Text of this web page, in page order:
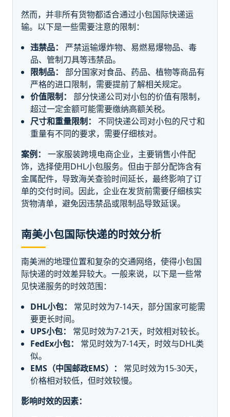
然而，并非所有货物都适合通过小包国际快递运
输。以下是一些需要注意的限制：
违禁品：
严禁运输爆炸物、易燃易爆物品、毒
品、管制刀具等违禁品。
限制品：
部分国家对食品、药品、植物等商品有
严格的进口限制，需要提前了解相关规定。
价值限制：
部分快递公司对小包的价值有限制，
超过一定金额可能需要缴纳高额关税。
尺寸和重量限制：
不同快递公司对小包的尺寸和
重量有不同的要求，需要仔细核对。
案例：
一家服装跨境电商企业，主要销售小件配
饰，选择使用DHL小包服务。但由于部分配饰含有
金属配件，导致海关查验时间延长，最终影响了订
单的交付时间。因此，企业在发货前需要仔细核实
货物清单，避免因违禁品或限制品导致延误。
南美小包国际快递的时效分析
南美洲的地理位置和复杂的交通网络，使得小包国
际快递的时效差异较大。一般来说，以下是一些常
见快递服务的时效范围：
DHL小包：
常见时效为7-14天，部分国家可能需
要更长时间。
UPS小包：
常见时效为7-21天，时效相对较长。
FedEx小包：
常见时效为7-14天，时效与DHL类
似。
EMS（中国邮政EMS）：
常见时效为15-30天，
价格相对较低，但时效较慢。
影响时效的因素：